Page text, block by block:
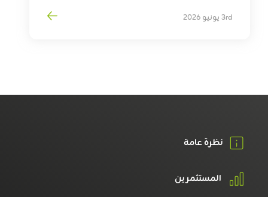
3rd يونيو 2026
نظرة عامة
المستثمرين